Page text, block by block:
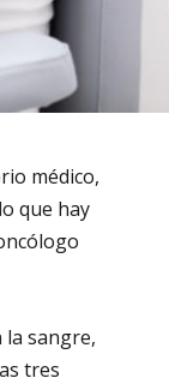
médico,
que hay
la sangre,
tres